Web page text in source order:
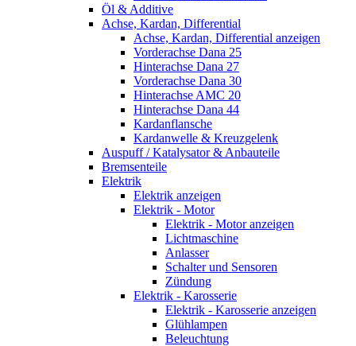
Öl & Additive
Achse, Kardan, Differential
Achse, Kardan, Differential anzeigen
Vorderachse Dana 25
Hinterachse Dana 27
Vorderachse Dana 30
Hinterachse AMC 20
Hinterachse Dana 44
Kardanflansche
Kardanwelle & Kreuzgelenk
Auspuff / Katalysator & Anbauteile
Bremsenteile
Elektrik
Elektrik anzeigen
Elektrik - Motor
Elektrik - Motor anzeigen
Lichtmaschine
Anlasser
Schalter und Sensoren
Zündung
Elektrik - Karosserie
Elektrik - Karosserie anzeigen
Glühlampen
Beleuchtung